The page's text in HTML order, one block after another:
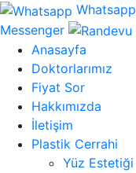
Whatsapp
Messenger
Anasayfa
Doktorlarımız
Fiyat Sor
Hakkımızda
İletişim
Plastik Cerrahi
Yüz Estetiği